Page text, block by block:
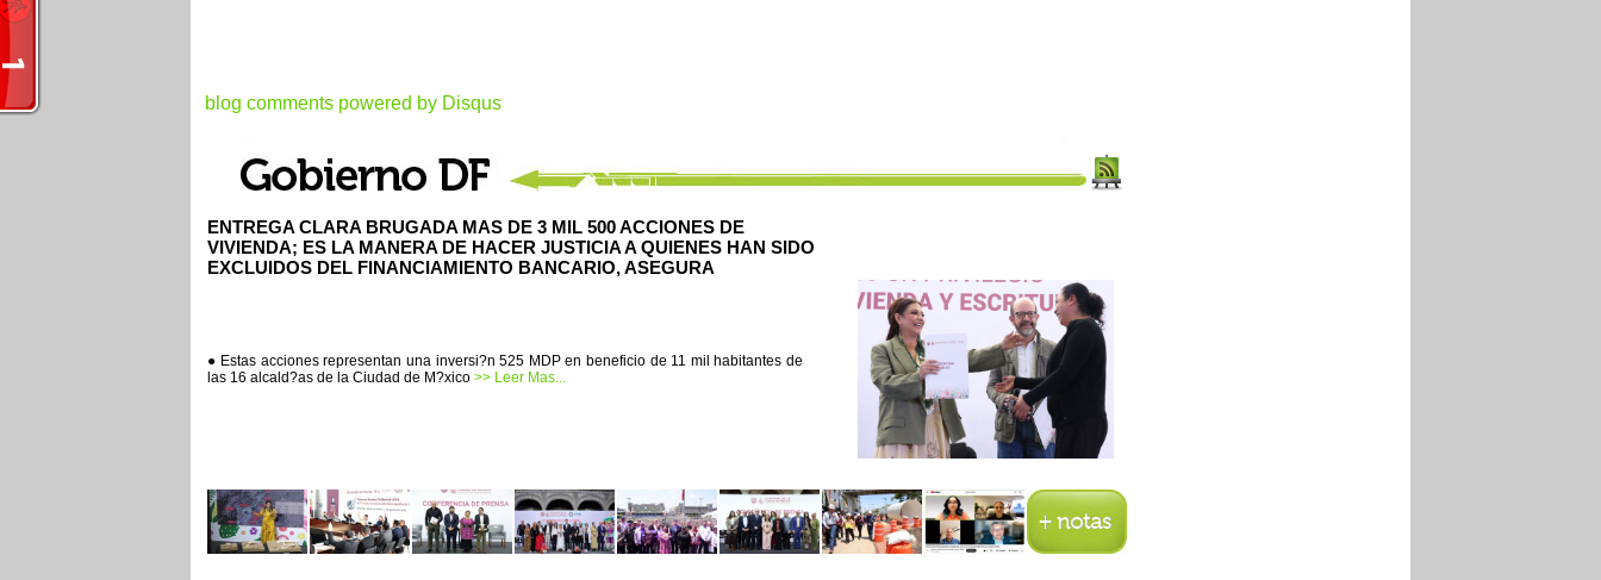
blog comments powered by Disqus
ENTREGA CLARA BRUGADA MAS DE 3 MIL 500 ACCIONES DE
VIVIENDA; ES LA MANERA DE HACER JUSTICIA A QUIENES HAN SIDO
EXCLUIDOS DEL FINANCIAMIENTO BANCARIO, ASEGURA
● Estas acciones representan una inversi?n 525 MDP en beneficio de 11 mil habitantes de
las 16 alcald?as de la Ciudad de M?xico >> Leer Mas...